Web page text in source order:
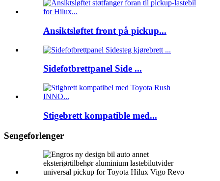
Ansiktsløftet front på pickup...
Sidefotbrettpanel Side ...
Stigebrett kompatible med...
Sengeforlenger